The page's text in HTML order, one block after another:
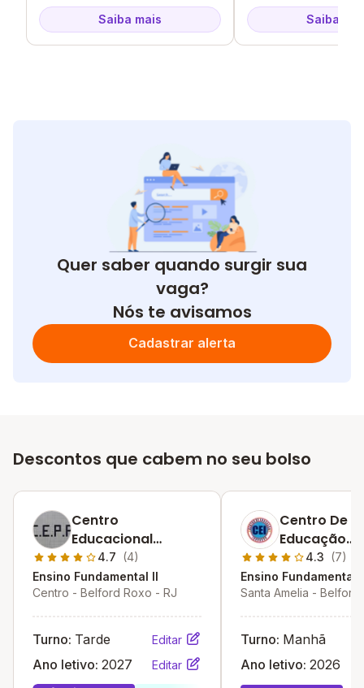
Saiba mais Saiba
Quer saber quando surgir sua
vaga?
Nós te avisamos
Cadastrar alerta
Descontos que cabem no seu bolso
Centro
Educacional
Príncipe Da Paz
4.7 (4)
Ensino Fundamental II
Centro - Belford Roxo - RJ
Turno: Tarde Editar
Ano letivo: 2027
Editar
Centro De
Educação
Inovação
4.3 (7)
Ensino Fundamental
Santa Amelia - Belford
Turno: Manhã
Ano letivo: 2026